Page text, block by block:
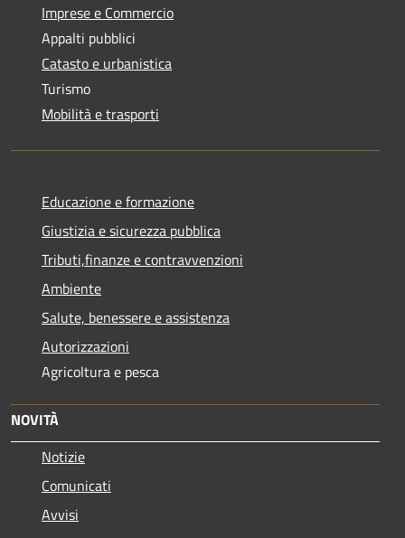
Imprese e Commercio
Appalti pubblici
Catasto e urbanistica
Turismo
Mobilità e trasporti
Educazione e formazione
Giustizia e sicurezza pubblica
Tributi,finanze e contravvenzioni
Ambiente
Salute, benessere e assistenza
Autorizzazioni
Agricoltura e pesca
NOVITÀ
Notizie
Comunicati
Avvisi